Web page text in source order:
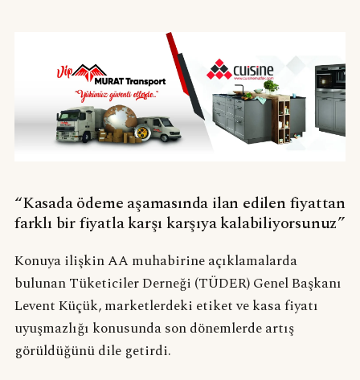
“Kasada ödeme aşamasında ilan edilen fiyattan
farklı bir fiyatla karşı karşıya kalabiliyorsunuz”
Konuya ilişkin AA muhabirine açıklamalarda
bulunan Tüketiciler Derneği (TÜDER) Genel Başkanı
Levent Küçük, marketlerdeki etiket ve kasa fiyatı
uyuşmazlığı konusunda son dönemlerde artış
görüldüğünü dile getirdi.